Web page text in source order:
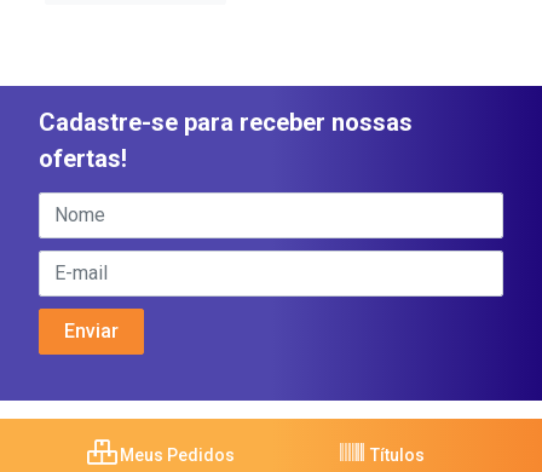
Cadastre-se para receber nossas
ofertas!
Meus Pedidos Títulos